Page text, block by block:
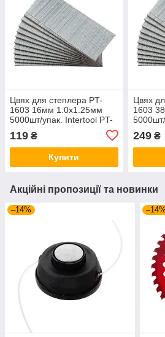
Цвях для степлера PT-
1603 16мм 1.0х1.25мм
5000шт/упак. Intertool PT-
119 ₴
Купити
Цвях
1603
249₴
Акційні пропозиції та новинки
–14% –14%